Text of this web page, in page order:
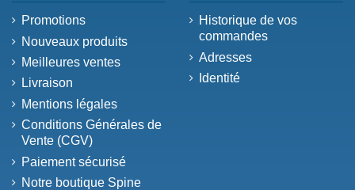
Promotions
Nouveaux produits
Meilleures ventes
Livraison
Mentions légales
Conditions Générales de
Vente (CGV)
Paiement sécurisé
Notre boutique Spine
Historique de vos
commandes
Adresses
Identité